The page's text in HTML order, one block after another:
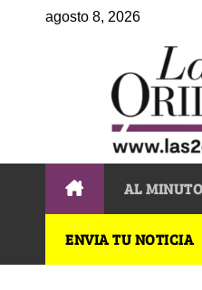
agosto 8, 2026
AL MINUTO
ENVIA TU NOTICIA